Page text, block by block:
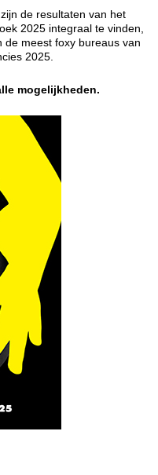
de resultaten van het
2025 integraal te vinden,
de meest foxy bureaus van
2025.
mogelijkheden.